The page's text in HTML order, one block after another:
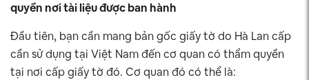
quyền nơi tài liệu được ban hành
Đầu tiên, bạn cần mang bản gốc giấy tờ do Hà Lan cấp
cần sử dụng tại Việt Nam đến cơ quan có thẩm quyền
tại nơi cấp giấy tờ đó. Cơ quan đó có thể là: